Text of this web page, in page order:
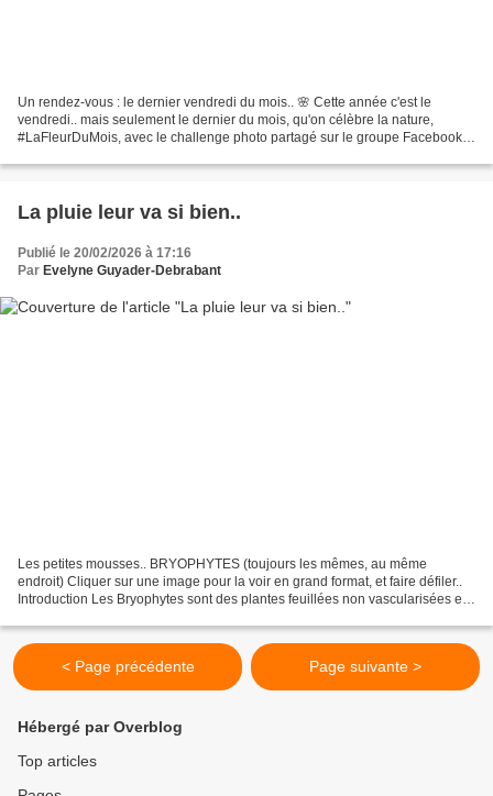
Un rendez-vous : le dernier vendredi du mois.. 🌸 Cette année c'est le
vendredi.. mais seulement le dernier du mois, qu'on célèbre la nature,
#LaFleurDuMois, avec le challenge photo partagé sur le groupe Facebook
La pluie leur va si bien..
Publié le 20/02/2026 à 17:16
Par Evelyne Guyader-Debrabant
Les petites mousses.. BRYOPHYTES (toujours les mêmes, au même
endroit) Cliquer sur une image pour la voir en grand format, et faire défiler..
Introduction Les Bryophytes sont des plantes feuillées non vascularisées et
< Page précédente Page suivante >
Hébergé par Overblog
Top articles